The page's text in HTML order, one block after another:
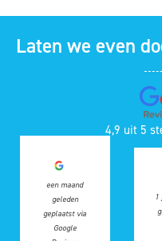
Laten we even
4,9 uit 5
een maand
geleden
geplaatst via
Google
1